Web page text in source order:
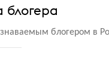
блогера
блогером в